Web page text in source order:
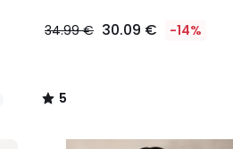
34.99 € 30.09 € -14%
5
/